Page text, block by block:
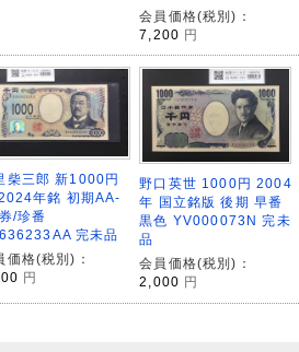
会員価格(税別)：
7,200 円
柴三郎 新1000円
年銘 初期AA-
/珍番
完未品
価格(税別)：
円
野口英世 1000円 2004
年 国立銘版 後期 早番
黒色 YV000073N 完未
品
会員価格(税別)：
2,000 円